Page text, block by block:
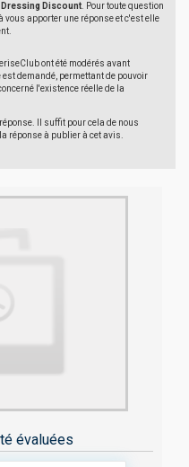
Discount . Pour toute question
vous apporter une réponse et c'est elle
ont été modérés avant
demandé, permettant de pouvoir
l'existence réelle de la
Il suffit pour cela de nous
réponse à publier à cet avis.
évaluées